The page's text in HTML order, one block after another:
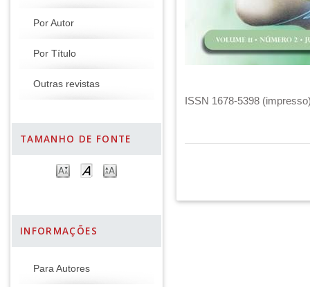
Por Autor
Por Título
Outras revistas
TAMANHO DE FONTE
INFORMAÇÕES
Para Autores
ISSN 1678-5398